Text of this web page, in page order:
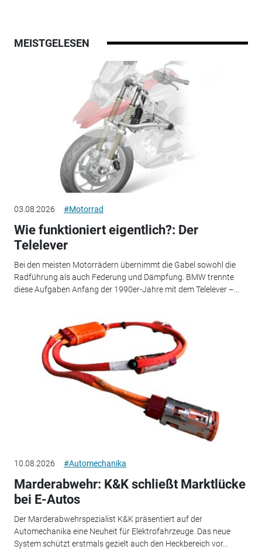
MEISTGELESEN
03.08.2026 #Motorrad
Wie funktioniert eigentlich?: Der
Telelever
Bei den meisten Motorrädern übernimmt die Gabel sowohl die
Radführung als auch Federung und Dämpfung. BMW trennte
diese Aufgaben Anfang der 1990er-Jahre mit dem Telelever –...
10.08.2026 #Automechanika
Marderabwehr: K&K schließt Marktlücke
bei E-Autos
Der Marderabwehrspezialist K&K präsentiert auf der
Automechanika eine Neuheit für Elektrofahrzeuge. Das neue
System schützt erstmals gezielt auch den Heckbereich vor...